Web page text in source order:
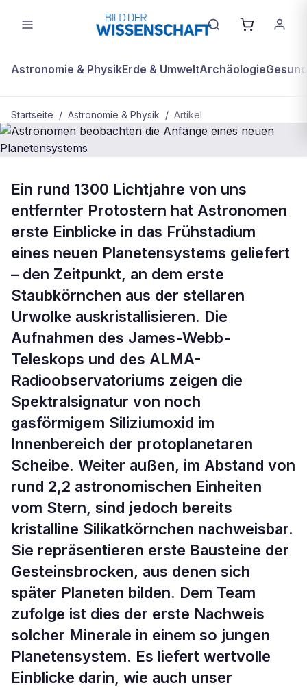
Astronomie & PhysikErde & UmweltArchäologie
Startseite / Astronomie & Physik / Artikel
Astronomen beobachten die Anfänge
eines neuen Planetensystems
Ein rund 1300 Lichtjahre von uns
entfernter Protostern hat Astronomen
erste Einblicke in das Frühstadium
eines neuen Planetensystems geliefert
– den Zeitpunkt, an dem erste
Staubkörnchen aus der stellaren
Urwolke auskristallisieren. Die
Aufnahmen des James-Webb-
Teleskops und des ALMA-
Radioobservatoriums zeigen die
Spektralsignatur von noch
gasförmigem Siliziumoxid im
Innenbereich der protoplanetaren
Scheibe. Weiter außen, im Abstand von
rund 2,2 astronomischen Einheiten
vom Stern, sind jedoch bereits
kristalline Silikatkörnchen nachweisbar.
Sie repräsentieren erste Bausteine der
Gesteinsbrocken, aus denen sich
später Planeten bilden. Dem Team
zufolge ist dies der erste Nachweis
solcher Minerale in einem so jungen
Planetensystem. Es liefert wertvolle
Einblicke darin, wie auch unser